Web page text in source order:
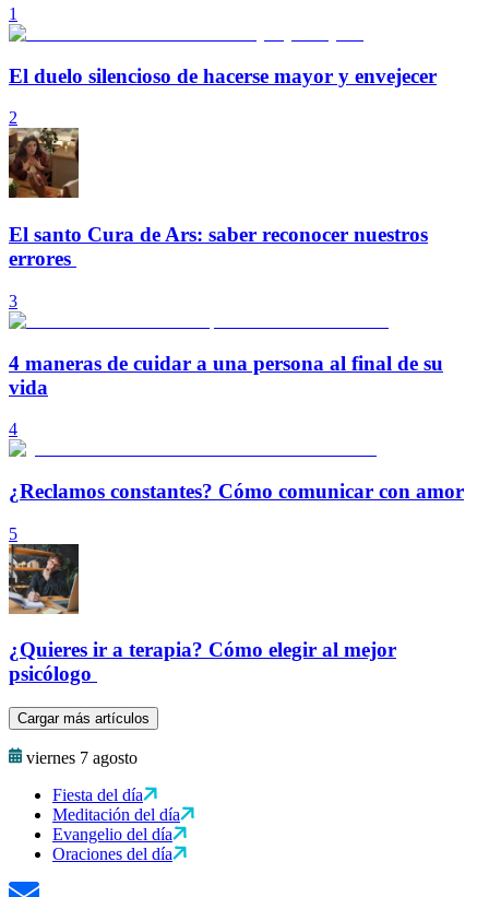
1
El duelo silencioso de hacerse mayor y envejecer
2
El santo Cura de Ars: saber reconocer nuestros
errores
3
4 maneras de cuidar a una persona al final de su
vida
4
¿Reclamos constantes? Cómo comunicar con amor
5
¿Quieres ir a terapia? Cómo elegir al mejor
psicólogo
Cargar más artículos
viernes 7 agosto
Fiesta del día
Meditación del día
Evangelio del día
Oraciones del día